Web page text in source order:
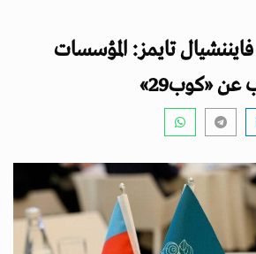
تايمز: المؤسسات
عن «كوب29»